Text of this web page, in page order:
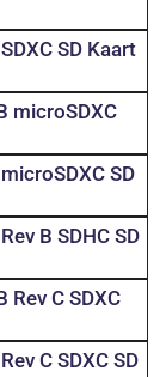
SD Kaart
microSDXC
SD
B SDHC SD
C SDXC
C SDXC SD